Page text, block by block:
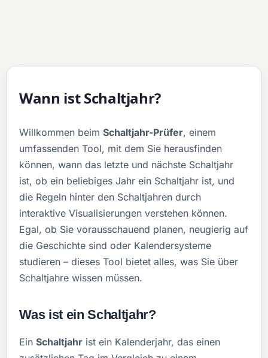
Wann ist Schaltjahr?
Willkommen beimSchaltjahr-Prüfer, einem
umfassenden Tool, mit dem Sie herausfinden
können, wann das letzte und nächste Schaltjahr
ist, ob ein beliebiges Jahr ein Schaltjahr ist, und
die Regeln hinter den Schaltjahren durch
interaktive Visualisierungen verstehen können.
Egal, ob Sie vorausschauend planen, neugierig auf
die Geschichte sind oder Kalendersysteme
studieren – dieses Tool bietet alles, was Sie über
Schaltjahre wissen müssen.
Was ist ein Schaltjahr?
EinSchaltjahr ist ein Kalenderjahr, das einen